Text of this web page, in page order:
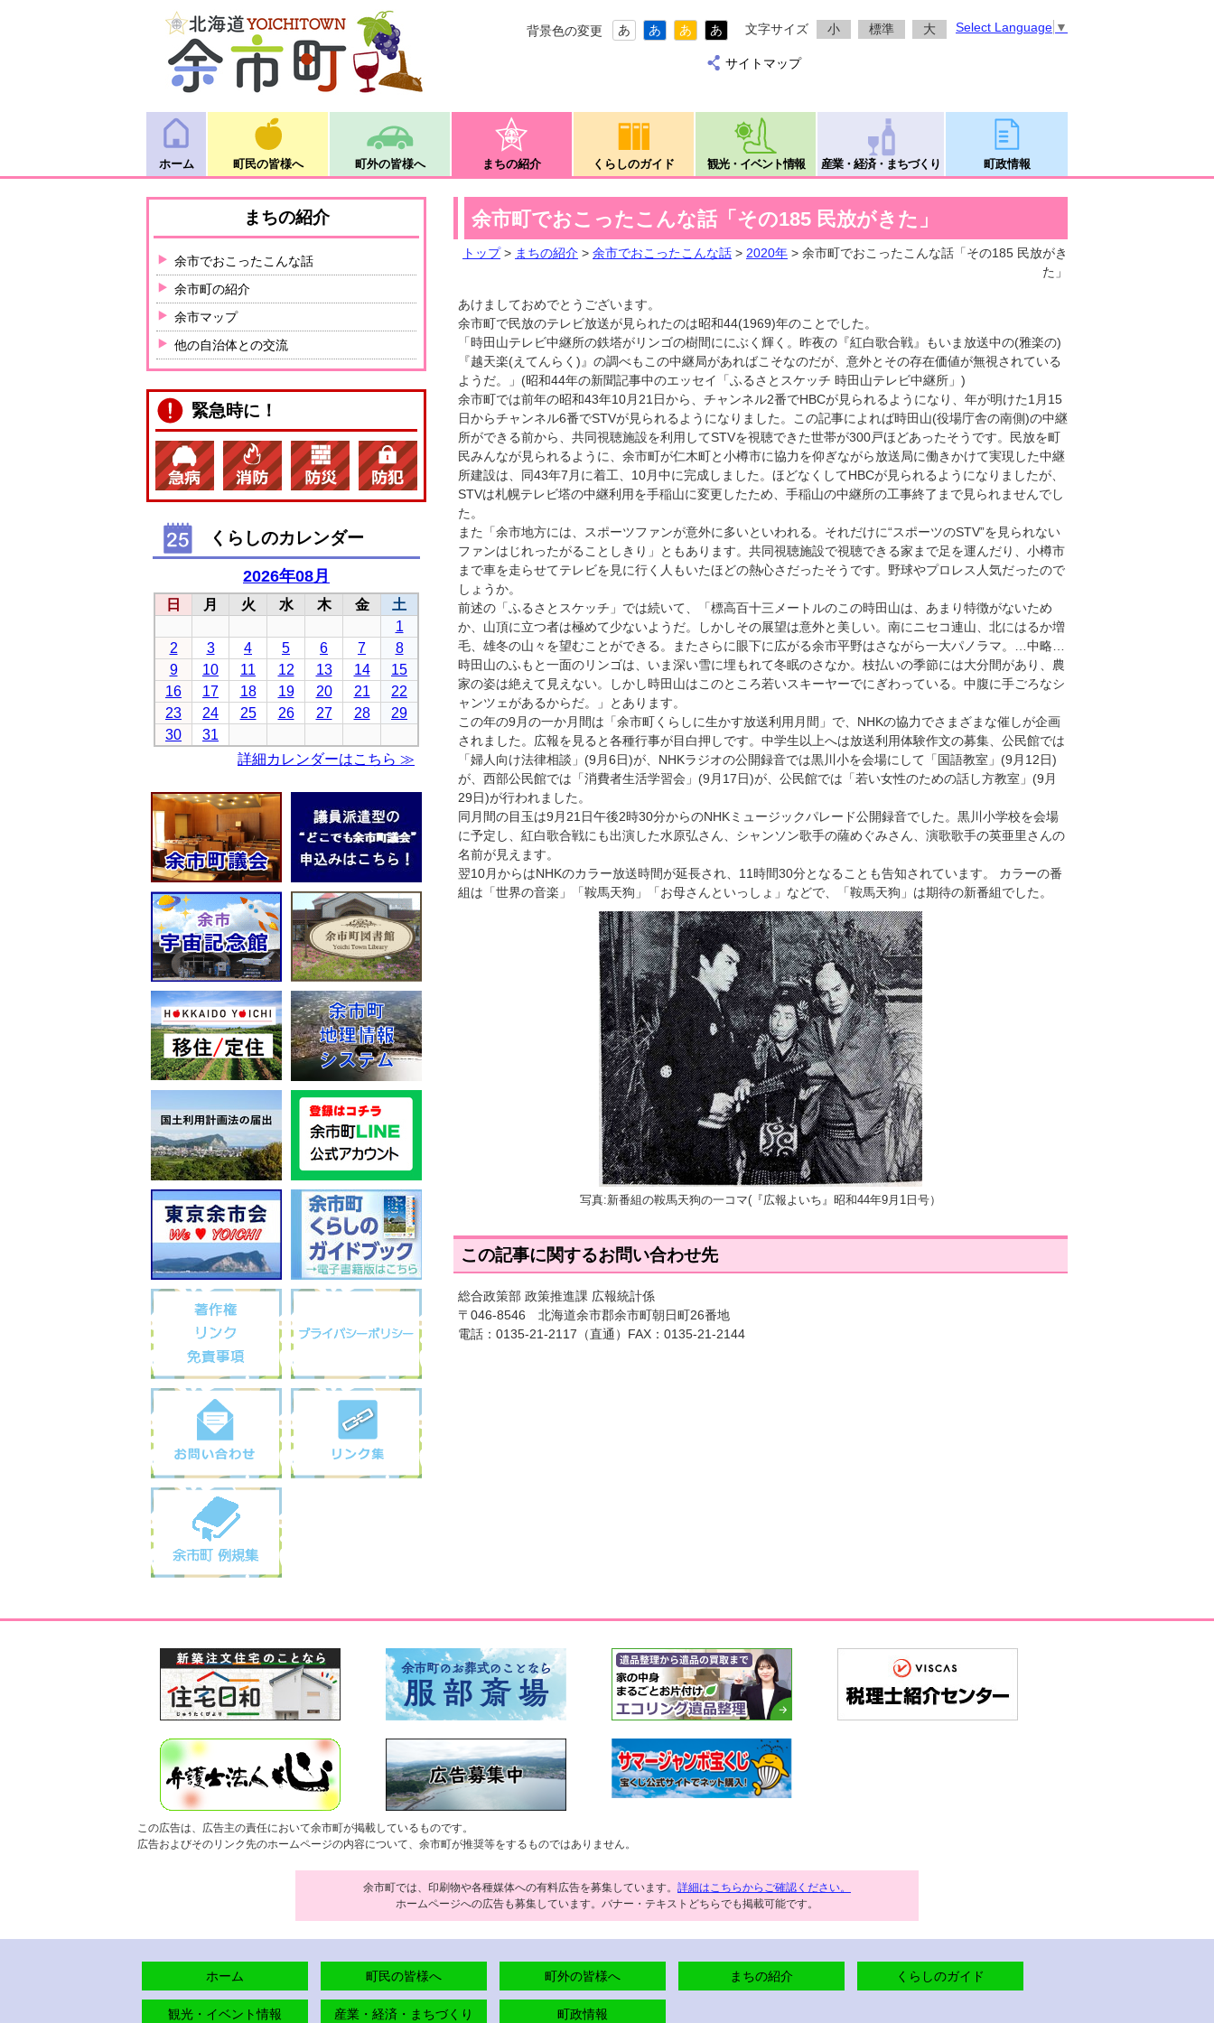
背景色の変更 あ あ あ あ 文字サイズ 小 標準 大 Select Language ▼
サイトマップ
ホーム 町民の皆様へ 町外の皆様へ まちの紹介 くらしのガイド 観光・イベント情報 産業・経済・まちづくり 町政情報
余市町でおこったこんな話「その185 民放がきた」
トップ> まちの紹介 > 余市でおこったこんな話 > 2020年 > 余市町でおこったこんな話「その185 民放がき
た」
あけましておめでとうございます。
余市町で民放のテレビ放送が見られたのは昭和44(1969)年のことでした。
「時田山テレビ中継所の鉄塔がリンゴの樹間ににぶく輝く。昨夜の『紅白歌合戦』もいま放送中の(雅楽の)
『越天楽(えてんらく)』の調べもこの中継局があればこそなのだが、意外とその存在価値が無視されている
ようだ。」(昭和44年の新聞記事中のエッセイ「ふるさとスケッチ 時田山テレビ中継所」)
余市町では前年の昭和43年10月21日から、チャンネル2番でHBCが見られるようになり、年が明けた1月15
日からチャンネル6番でSTVが見られるようになりました。この記事によれば時田山(役場庁舎の南側)の中継
所ができる前から、共同視聴施設を利用してSTVを視聴できた世帯が300戸ほどあったそうです。民放を町
民みんなが見られるように、余市町が仁木町と小樽市に協力を仰ぎながら放送局に働きかけて実現した中継
所建設は、同43年7月に着工、10月中に完成しました。ほどなくしてHBCが見られるようになりましたが、
STVは札幌テレビ塔の中継利用を手稲山に変更したため、手稲山の中継所の工事終了まで見られませんでし
た。
また「余市地方には、スポーツファンが意外に多いといわれる。それだけに“スポーツのSTV”を見られない
ファンはじれったがることしきり」ともあります。共同視聴施設で視聴できる家まで足を運んだり、小樽市
まで車を走らせてテレビを見に行く人もいたほどの熱心さだったそうです。野球やプロレス人気だったので
しょうか。
前述の「ふるさとスケッチ」では続いて、「標高百十三メートルのこの時田山は、あまり特徴がないため
か、山頂に立つ者は極めて少ないようだ。しかしその展望は意外と美しい。南にニセコ連山、北にはるか増
毛、雄冬の山々を望むことができる。またさらに眼下に広がる余市平野はさながら一大パノラマ。…中略…
時田山のふもと一面のリンゴは、いま深い雪に埋もれて冬眠のさなか。枝払いの季節には大分間があり、農
家の姿は絶えて見えない。しかし時田山はこのところ若いスキーヤーでにぎわっている。中腹に手ごろなシ
ャンツェがあるからだ。」とあります。
この年の9月の一か月間は「余市町くらしに生かす放送利用月間」で、NHKの協力でさまざまな催しが企画
されました。広報を見ると各種行事が目白押しです。中学生以上へは放送利用体験作文の募集、公民館では
「婦人向け法律相談」(9月6日)が、NHKラジオの公開録音では黒川小を会場にして「国語教室」(9月12日)
が、西部公民館では「消費者生活学習会」(9月17日)が、公民館では「若い女性のための話し方教室」(9月
29日)が行われました。
同月間の目玉は9月21日午後2時30分からのNHKミュージックパレード公開録音でした。黒川小学校を会場
に予定し、紅白歌合戦にも出演した水原弘さん、シャンソン歌手の薩めぐみさん、演歌歌手の英亜里さんの
名前が見えます。
翌10月からはNHKのカラー放送時間が延長され、11時間30分となることも告知されています。 カラーの番
組は「世界の音楽」「鞍馬天狗」「お母さんといっしょ」などで、「鞍馬天狗」は期待の新番組でした。
写真:新番組の鞍馬天狗の一コマ(『広報よいち』昭和44年9月1日号）
この記事に関するお問い合わせ先
総合政策部 政策推進課 広報統計係
〒046-8546 北海道余市郡余市町朝日町26番地
電話： 0135-21-2117 （直通）FAX：0135-21-2144
まちの紹介
余市でおこったこんな話
余市町の紹介
余市マップ
他の自治体との交流
緊急時に！
くらしのカレンダー
この広告は、広告主の責任において余市町が掲載しているものです。
広告およびそのリンク先のホームページの内容について、余市町が推奨等をするものではありません。
余市町では、印刷物や各種媒体への有料広告を募集しています。 詳細はこちらからご確認ください。
ホームページへの広告も募集しています。バナー・テキストどちらでも掲載可能です。
ホーム 町民の皆様へ 町外の皆様へ まちの紹介 くらしのガイド
観光・イベント情報 産業・経済・まちづくり 町政情報